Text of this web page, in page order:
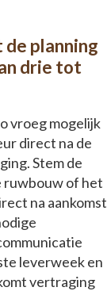
de planning
drie tot
vroeg mogelijk
direct na de
Stem de
ruwbouw of het
na aankomst
leverweek en
vertraging